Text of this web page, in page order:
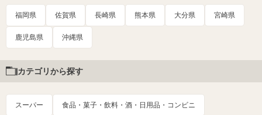
福岡県 佐賀県 長崎県 熊本県 大分県 宮崎県
鹿児島県 沖縄県
カテゴリから探す
スーパー 食品・菓子・飲料・酒・日用品・コンビニ